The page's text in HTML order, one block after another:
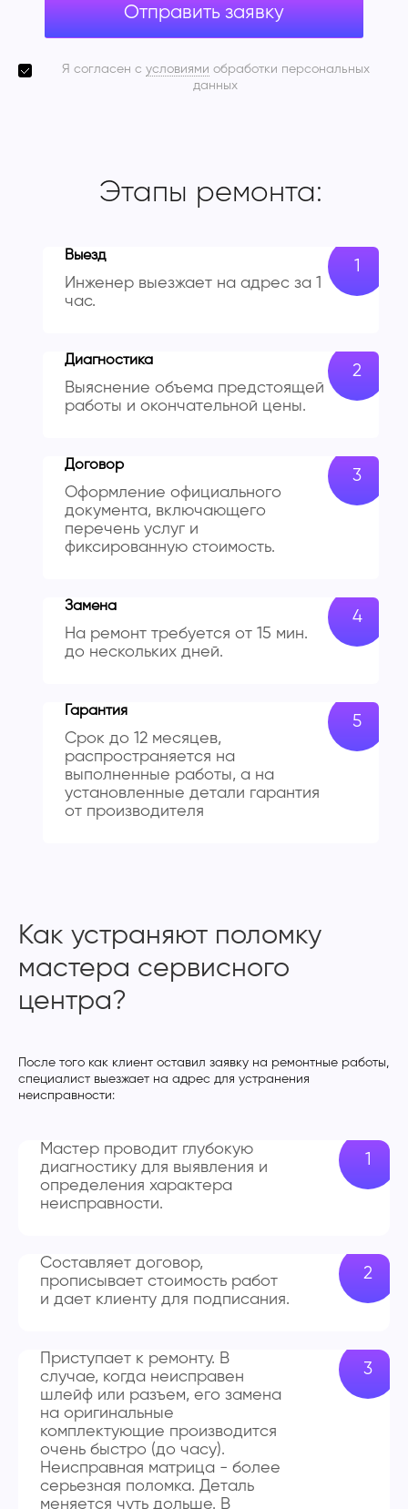
Отправить заявку
Я согласен с условиями обработки персональных
данных
Этапы ремонта:
Выезд
Инженер выезжает на адрес за 1
час.
Диагностика
Выяснение объема предстоящей
работы и окончательной цены.
Договор
Оформление официального
документа, включающего
перечень услуг и
фиксированную стоимость.
Замена
На ремонт требуется от 15 мин.
до нескольких дней.
Гарантия
Срок до 12 месяцев,
распространяется на
выполненные работы, а на
установленные детали гарантия
от производителя
Как устраняют поломку
мастера сервисного
центра?
После того как клиент оставил заявку на ремонтные работы,
специалист выезжает на адрес для устранения
неисправности:
Мастер проводит глубокую
диагностику для выявления и
определения характера
неисправности.
Составляет договор,
прописывает стоимость работ
и дает клиенту для подписания.
Приступает к ремонту. В
случае, когда неисправен
шлейф или разъем, его замена
на оригинальные
комплектующие производится
очень быстро (до часу).
Неисправная матрица - более
серьезная поломка. Деталь
меняется чуть дольше. В